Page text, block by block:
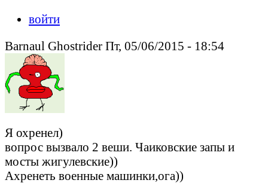
войти
Barnaul Ghostrider Пт, 05/06/2015 - 18:54
Я охренел)
вопрос вызвало 2 веши. Чаиковские запы и
мосты жигулевские))
Ахренеть военные машинки,ога))